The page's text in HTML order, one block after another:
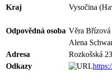
Kraj
Vysočina
Odpovědná osoba Věra Břízová
Alena
Adresa
Rozkošská
Odkazy